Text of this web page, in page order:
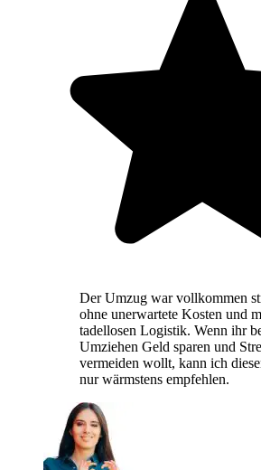
Der Umzug war vollkommen
ohne unerwartete Kosten und
tadellosen Logistik. Wenn ihr
Umziehen Geld sparen und
vermeiden wollt, kann ich
nur wärmstens empfehlen.